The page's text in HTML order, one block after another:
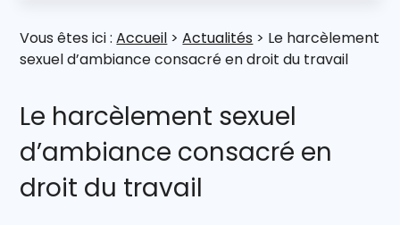
Vous êtes ici : Accueil >Actualités > Le harcèlement
sexuel d’ambiance consacré en droit du travail
Le harcèlement sexuel
d’ambiance consacré en
droit du travail